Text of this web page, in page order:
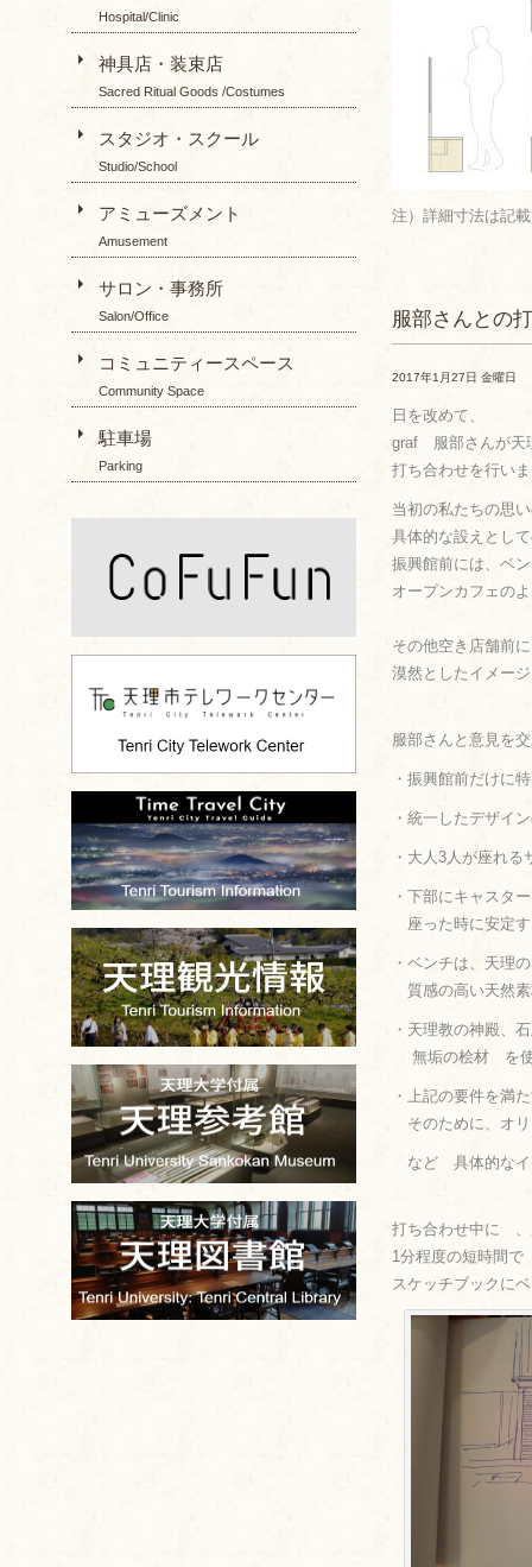
注）詳細寸法は記
服部さんとの
2017年1月27日 金曜日
日を改めて、
graf 服部さんが天
打ち合わせを行い
当初の私たちの思
具体的な設えとし
振興館前には、ベ
オープンカフェの
その他空き店舗前
漠然としたイメー
服部さんと意見を
・振興館前だけに
・統一したデザイ
・大人3人が座れ
・下部にキャスタ
座った時に安定
・ベンチは、天理
質感の高い天然
・天理教の神殿、
無垢の桧材 を使
・上記の要件を満
そのために、オリ
など 具体的なイ
打ち合わせ中に 、
1分程度の短時間で
スケッチブックに
Hospital/Clinic
神具店・装束店
Sacred Ritual Goods /Costumes
スタジオ・スクール
Studio/School
アミューズメント
Amusement
サロン・事務所
Salon/Office
コミュニティースペース
Community Space
駐車場
Parking